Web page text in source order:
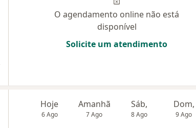
O agendamento online não está
disponível
Solicite um atendimento
Hoje
6 Ago
Amanhã
7 Ago
Sáb,
8 Ago
Dom,
9 Ago